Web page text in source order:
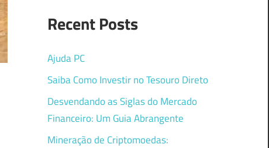
Recent Posts
Ajuda PC
Saiba Como Investir no Tesouro Direto
Desvendando as Siglas do Mercado
Financeiro: Um Guia Abrangente
Mineração de Criptomoedas: